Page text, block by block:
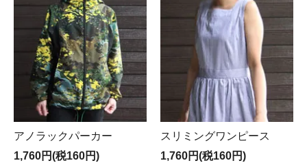
アノラックパーカー
1,760円(税160円)
スリミングワンピース
1,760円(税160円)